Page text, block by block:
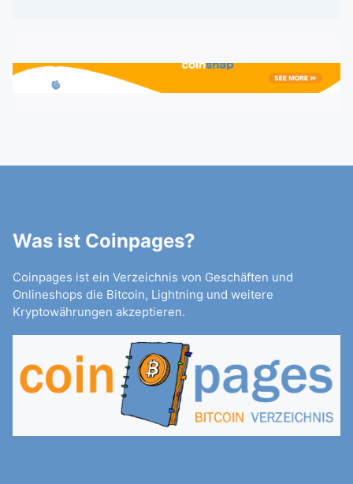
Was ist Coinpages?
Coinpages ist ein Verzeichnis von Geschäften und
Onlineshops die Bitcoin, Lightning und weitere
Kryptowährungen akzeptieren.